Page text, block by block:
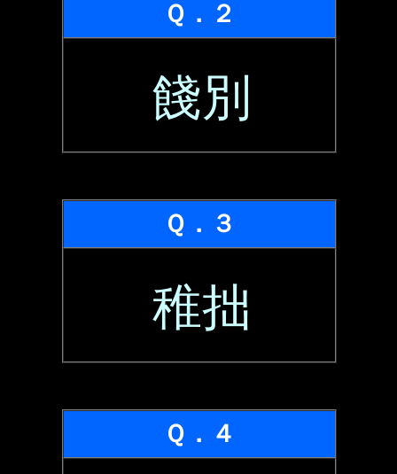
Ｑ．２
餞別
Ｑ．３
稚拙
Ｑ．４